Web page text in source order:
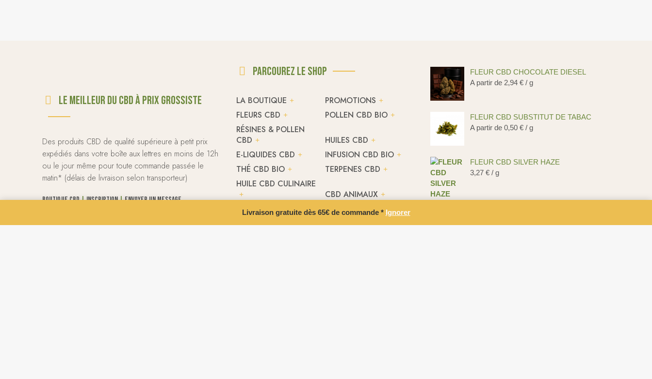
Livraison gratuite dès 65€ de commande * Ignorer
Le meilleur du CBD à prix grossiste
Des produits CBD de qualité supérieure à petit prix
expédiés dans votre boîte aux lettres en moins de 12h
ou le jour même pour toute commande passée le
matin* (délais de livraison selon transporteur)
Boutique CBD|Inscription|Envoyer un message
Note des produits★★★★★4.72 sur 5Voir tous les avis
Parcourez le shop
LA BOUTIQUE
PROMOTIONS
FLEURS CBD
POLLEN CBD BIO
RÉSINES & POLLEN
CBD
HUILES CBD
E-LIQUIDES CBD
INFUSION CBD BIO
THÉ CBD BIO
TERPENES CBD
HUILE CBD CULINAIRE
CBD ANIMAUX
FLEUR CBD CHOCOLATE DIESEL
A partir de 2,94 € / g
FLEUR CBD SUBSTITUT DE TABAC
A partir de 0,50 € / g
FLEUR CBD SILVER HAZE
3,27 € / g
A partir de3,46€/ g